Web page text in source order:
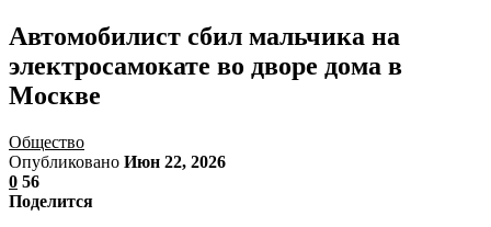
Автомобилист сбил мальчика на
электросамокате во дворе дома в
Москве
Общество
Опубликовано Июн 22, 2026
0 56
Поделится